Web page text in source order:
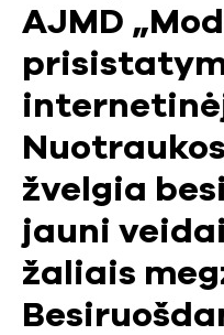
AJMD
žvelgia
jauni
žaliais